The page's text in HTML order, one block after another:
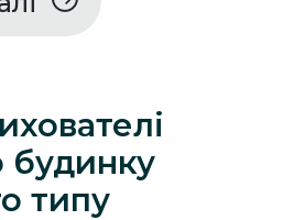
будинку
типу